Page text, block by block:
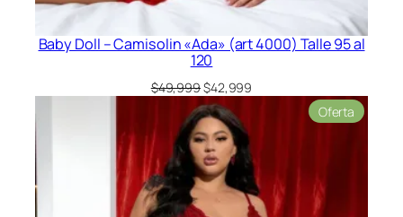
Baby Doll – Camisolin «Ada» (art 4000) Talle 95 al
120
$49,999El
precio
original
era:
$49,999.
$42,999
$42,999.
Oferta
en